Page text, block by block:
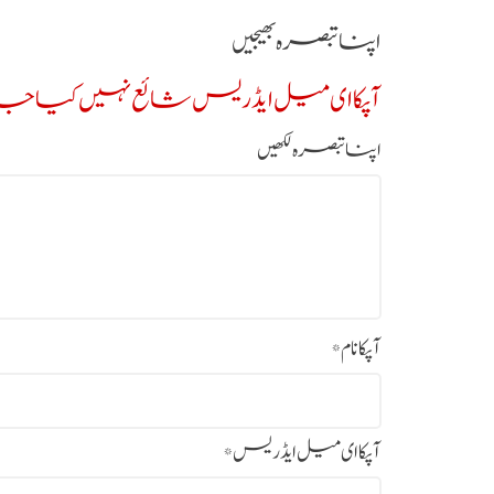
اپنا تبصرہ بھیجیں
آپکا ای میل ایڈریس شائع نہیں کیا
اپنا تبصرہ لکھیں
آپکا نام*
آپکا ای میل ایڈریس*